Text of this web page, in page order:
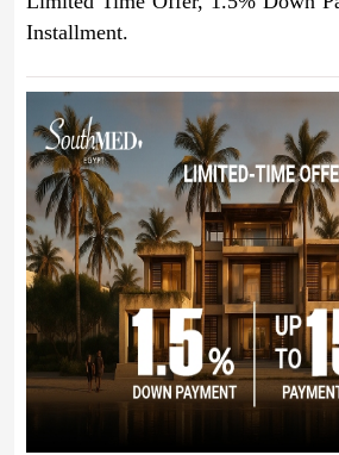
Installment.